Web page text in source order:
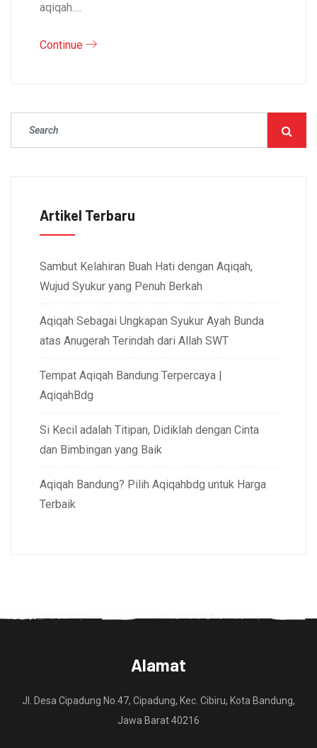
aqiqah.…
Continue
Artikel Terbaru
Sambut Kelahiran Buah Hati dengan Aqiqah,
Wujud Syukur yang Penuh Berkah
Aqiqah Sebagai Ungkapan Syukur Ayah Bunda
atas Anugerah Terindah dari Allah SWT
Tempat Aqiqah Bandung Terpercaya |
AqiqahBdg
Si Kecil adalah Titipan, Didiklah dengan Cinta
dan Bimbingan yang Baik
Aqiqah Bandung? Pilih Aqiqahbdg untuk Harga
Terbaik
Alamat
Jl. Desa Cipadung No.47, Cipadung, Kec. Cibiru, Kota Bandung,
Jawa Barat 40216